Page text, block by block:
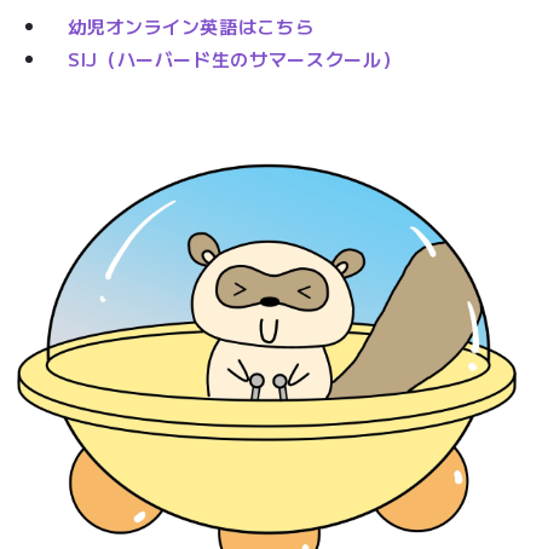
幼児オンライン英語はこちら
SIJ（ハーバード生のサマースクール）